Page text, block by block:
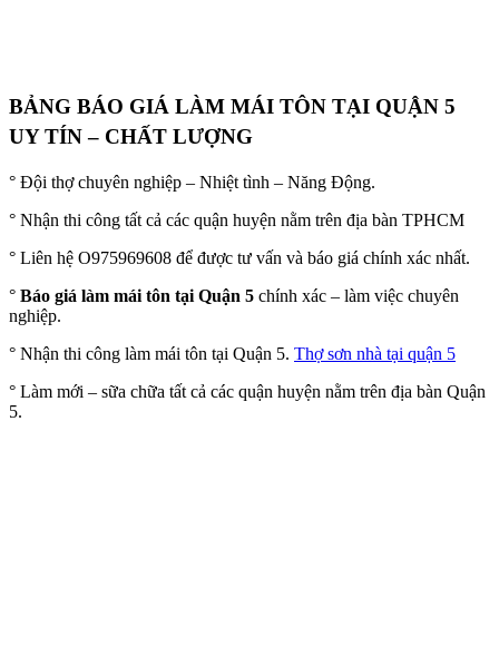
BẢNG BÁO GIÁ LÀM MÁI TÔN TẠI QUẬN 5
UY TÍN – CHẤT LƯỢNG
° Đội thợ chuyên nghiệp – Nhiệt tình – Năng Động.
° Nhận thi công tất cả các quận huyện nằm trên địa bàn TPHCM
° Liên hệ O975969608 để được tư vấn và báo giá chính xác nhất.
° Báo giá làm mái tôn tại Quận 5 chính xác – làm việc chuyên
nghiệp.
° Nhận thi công làm mái tôn tại Quận 5. Thợ sơn nhà tại quận 5
° Làm mới – sữa chữa tất cả các quận huyện nằm trên địa bàn Quận
5.